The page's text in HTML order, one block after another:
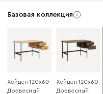
Базовая коллекция
Хейден 120x60
Древесный
Хейден 120x60
Древесный